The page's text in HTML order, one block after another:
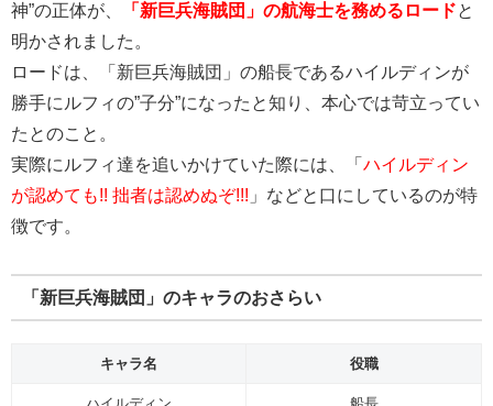
神”の正体が、
「新巨兵海賊団」の航海士を務めるロードと
明かされました。
ロードは、「新巨兵海賊団」の船長であるハイルディンが
勝手にルフィの”子分”になったと知り、本心では苛立ってい
たとのこと。
実際にルフィ達を追いかけていた際には、「 ハイルディン
が認めても!! 拙者は認めぬぞ!!! 」などと口にしているのが特
徴です。
「新巨兵海賊団」のキャラのおさらい
キャラ名 役職